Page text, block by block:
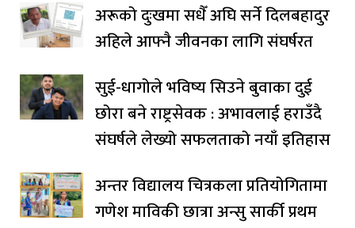
अरूको दुःखमा सधैँ अघि सर्ने दिलबहादुर
अहिले आफ्नै जीवनका लागि संघर्षरत
सुई-धागोले भविष्य सिउने बुवाका दुई
छोरा बने राष्ट्रसेवक : अभावलाई हराउँदै
संघर्षले लेख्यो सफलताको नयाँ इतिहास
अन्तर विद्यालय चित्रकला प्रतियोगितामा
गणेश माविकी छात्रा अन्सु सार्की प्रथम